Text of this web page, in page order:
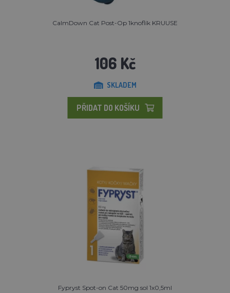
CalmDown Cat Post-Op 1knoflík KRUUSE
106 Kč
SKLADEM
PŘIDAT DO KOŠÍKU
Fypryst Spot-on Cat 50mg sol 1x0,5ml